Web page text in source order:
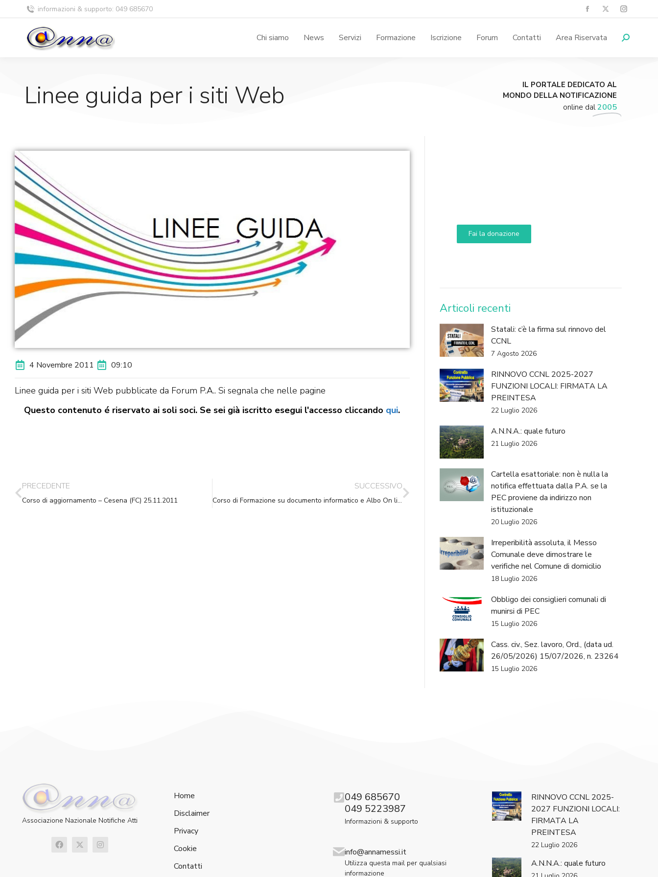
informazioni & supporto: 049 685670
Chi siamo News Servizi Formazione Iscrizione Forum Contatti Area Riservata
Linee guida per i siti Web
IL PORTALE DEDICATO AL
MONDO DELLA NOTIFICAZIONE
online dal2005
4 Novembre 2011 09:10
Linee guida per i siti Web pubblicate da Forum P.A.. Si segnala che nelle pagine
Questo contenuto é riservato ai soli soci. Se sei già iscritto esegui l'accesso cliccando qui.
PRECEDENTE
Corso di aggiornamento – Cesena (FC) 25.11.2011
SUCCESSIVO
Corso di Formazione su documento informatico e Albo On line – Ancona Giovedì 1.12.2011
Fai la donazione
DONA
Articoli recenti
Statali: c’è la firma sul rinnovo del
CCNL
7 Agosto 2026
RINNOVO CCNL 2025-2027
FUNZIONI LOCALI: FIRMATA LA
PREINTESA
22 Luglio 2026
A.N.N.A.: quale futuro
21 Luglio 2026
Cartella esattoriale: non è nulla la
notifica effettuata dalla P.A. se la
PEC proviene da indirizzo non
istituzionale
20 Luglio 2026
Irreperibilità assoluta, il Messo
Comunale deve dimostrare le
verifiche nel Comune di domicilio
18 Luglio 2026
Obbligo dei consiglieri comunali di
munirsi di PEC
15 Luglio 2026
Cass. civ., Sez. lavoro, Ord., (data ud.
26/05/2026) 15/07/2026, n. 23264
15 Luglio 2026
Associazione Nazionale Notifiche Atti
Home
Disclaimer
Privacy
Cookie
Contatti
049 685670
049 5223987
Informazioni & supporto
info@annamessi.it
Utilizza questa mail per qualsiasi
informazione
RINNOVO CCNL 2025-
2027 FUNZIONI LOCALI:
FIRMATA LA
PREINTESA
22 Luglio 2026
A.N.N.A.: quale futuro